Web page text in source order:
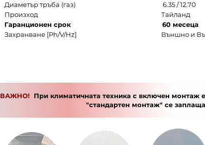
Диаметър тръба (газ)
6.35 / 12.70
Произход
Тайланд
Гаранционен срок
60 месеца
Захранване [Ph/V/Hz]
Външно и
ВАЖНО!
При климатичната техника с включен монтаж
"стандартен монтаж" се